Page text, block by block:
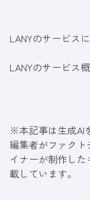
LANYのサービス
LANYのサービス
※本記事は生成AI
編集者がファク
イナーが制作し
載しています。